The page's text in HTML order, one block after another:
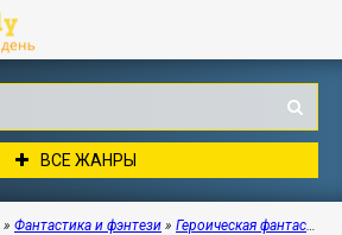
ВСЕ ЖАНРЫ
» Фантастика и фэнтези » Героическая фантастика